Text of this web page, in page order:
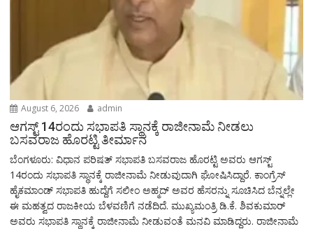
August 6, 2026 admin
ಆಗಸ್ಟ್‌ 14ರಂದು ಸಭಾಪತಿ ಸ್ಥಾನಕ್ಕೆ ರಾಜೀನಾಮೆ ನೀಡಲು
ಬಸವರಾಜ ಹೊರಟ್ಟಿ ತೀರ್ಮಾನ
ಬೆಂಗಳೂರು: ವಿಧಾನ ಪರಿಷತ್ ಸಭಾಪತಿ ಬಸವರಾಜ ಹೊರಟ್ಟಿ ಅವರು ಆಗಸ್ಟ್‌
14ರಂದು ಸಭಾಪತಿ ಸ್ಥಾನಕ್ಕೆ ರಾಜೀನಾಮೆ ನೀಡುವುದಾಗಿ ಘೋಷಿಸಿದ್ದಾರೆ. ಕಾಂಗ್ರೆಸ್
ಹೈಕಮಾಂಡ್ ಸಭಾಪತಿ ಹುದ್ದೆಗೆ ಸಲೀಂ ಅಹ್ಮದ್ ಅವರ ಹೆಸರನ್ನು ಸೂಚಿಸಿದ ಬೆನ್ನಲ್ಲೇ
ಈ ಮಹತ್ವದ ರಾಜಕೀಯ ಬೆಳವಣಿಗೆ ನಡೆದಿದೆ. ಮುಖ್ಯಮಂತ್ರಿ ಡಿ.ಕೆ. ಶಿವಕುಮಾರ್
ಅವರು ಸಭಾಪತಿ ಸ್ಥಾನಕ್ಕೆ ರಾಜೀನಾಮೆ ನೀಡುವಂತೆ ಮನವಿ ಮಾಡಿದ್ದರು. ರಾಜೀನಾಮೆ